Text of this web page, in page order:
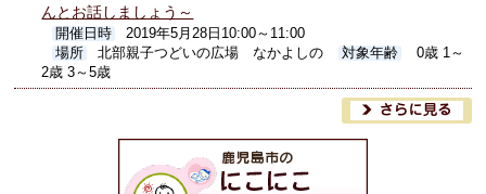
んとお話しましょう～
開催日時
2019年5月28日10:00～11:00
場所
北部親子つどいの広場 なかよしの 対象年齢
0歳 1～
2歳 3～5歳